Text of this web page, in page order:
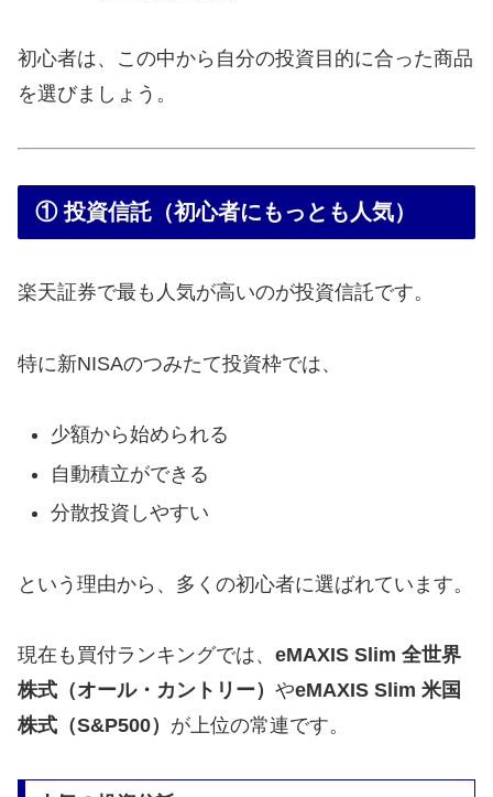
初心者は、この中から自分の投資目的に合った商品
を選びましょう。
① 投資信託（初心者にもっとも人気）
楽天証券で最も人気が高いのが投資信託です。
特に新NISAのつみたて投資枠では、
少額から始められる
自動積立ができる
分散投資しやすい
という理由から、多くの初心者に選ばれています。
現在も買付ランキングでは、 eMAXIS Slim 全世界
株式（オール・カントリー） やeMAXIS Slim 米国
株式（S&P500） が上位の常連です。